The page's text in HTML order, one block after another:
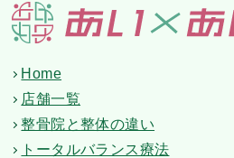
Home
店舗一覧
整骨院と整体の違い
トータルバランス療法